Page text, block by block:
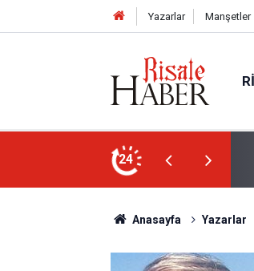
Yazarlar Manşetler
24
talebesine gösterdiği vefa ve verdiği
Anasayfa Yazarlar